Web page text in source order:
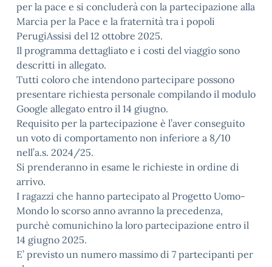
per la pace e si concluderà con la partecipazione alla
Marcia per la Pace e la fraternità tra i popoli
PerugiAssisi del 12 ottobre 2025.
Il programma dettagliato e i costi del viaggio sono
descritti in allegato.
Tutti coloro che intendono partecipare possono
presentare richiesta personale compilando il modulo
Google allegato entro il 14 giugno.
Requisito per la partecipazione è l’aver conseguito
un voto di comportamento non inferiore a 8/10
nell’a.s. 2024/25.
Si prenderanno in esame le richieste in ordine di
arrivo.
I ragazzi che hanno partecipato al Progetto Uomo-
Mondo lo scorso anno avranno la precedenza,
purchè comunichino la loro partecipazione entro il
14 giugno 2025.
E’ previsto un numero massimo di 7 partecipanti per